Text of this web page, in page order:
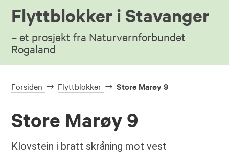
Flyttblokker i Stavanger
– et prosjekt fra Naturvernforbundet
Rogaland
Forsiden Flyttblokker Store Marøy 9
Store Marøy 9
Klovstein i bratt skråning mot vest